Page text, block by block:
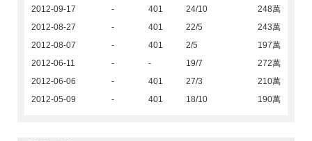
2012-09-17
- 401 24/10
248萬
2012-08-27
- 401 22/5
243萬
2012-08-07
- 401 2/5
197萬
2012-06-11
- - 19/7
272萬
2012-06-06
- 401 27/3
210萬
2012-05-09
- 401 18/10 190萬